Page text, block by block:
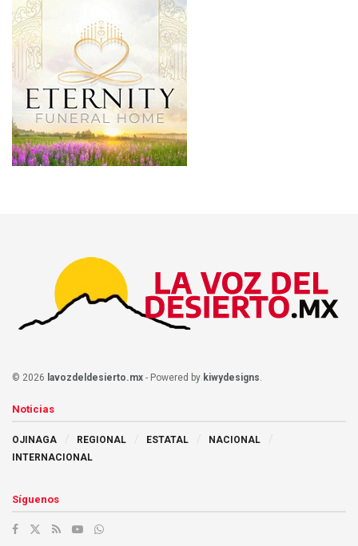
© 2026 lavozdeldesierto.mx - Powered by kiwydesigns.
Noticias
OJINAGA REGIONAL ESTATAL
NACIONAL
INTERNACIONAL
Síguenos